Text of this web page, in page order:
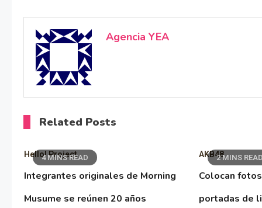
Agencia YEA
Related Posts
4 MINS READ
Hello! Project
Integrantes originales de Morning
Musume se reúnen 20 años
2 MINS READ
AKB48
Colocan
portadas de